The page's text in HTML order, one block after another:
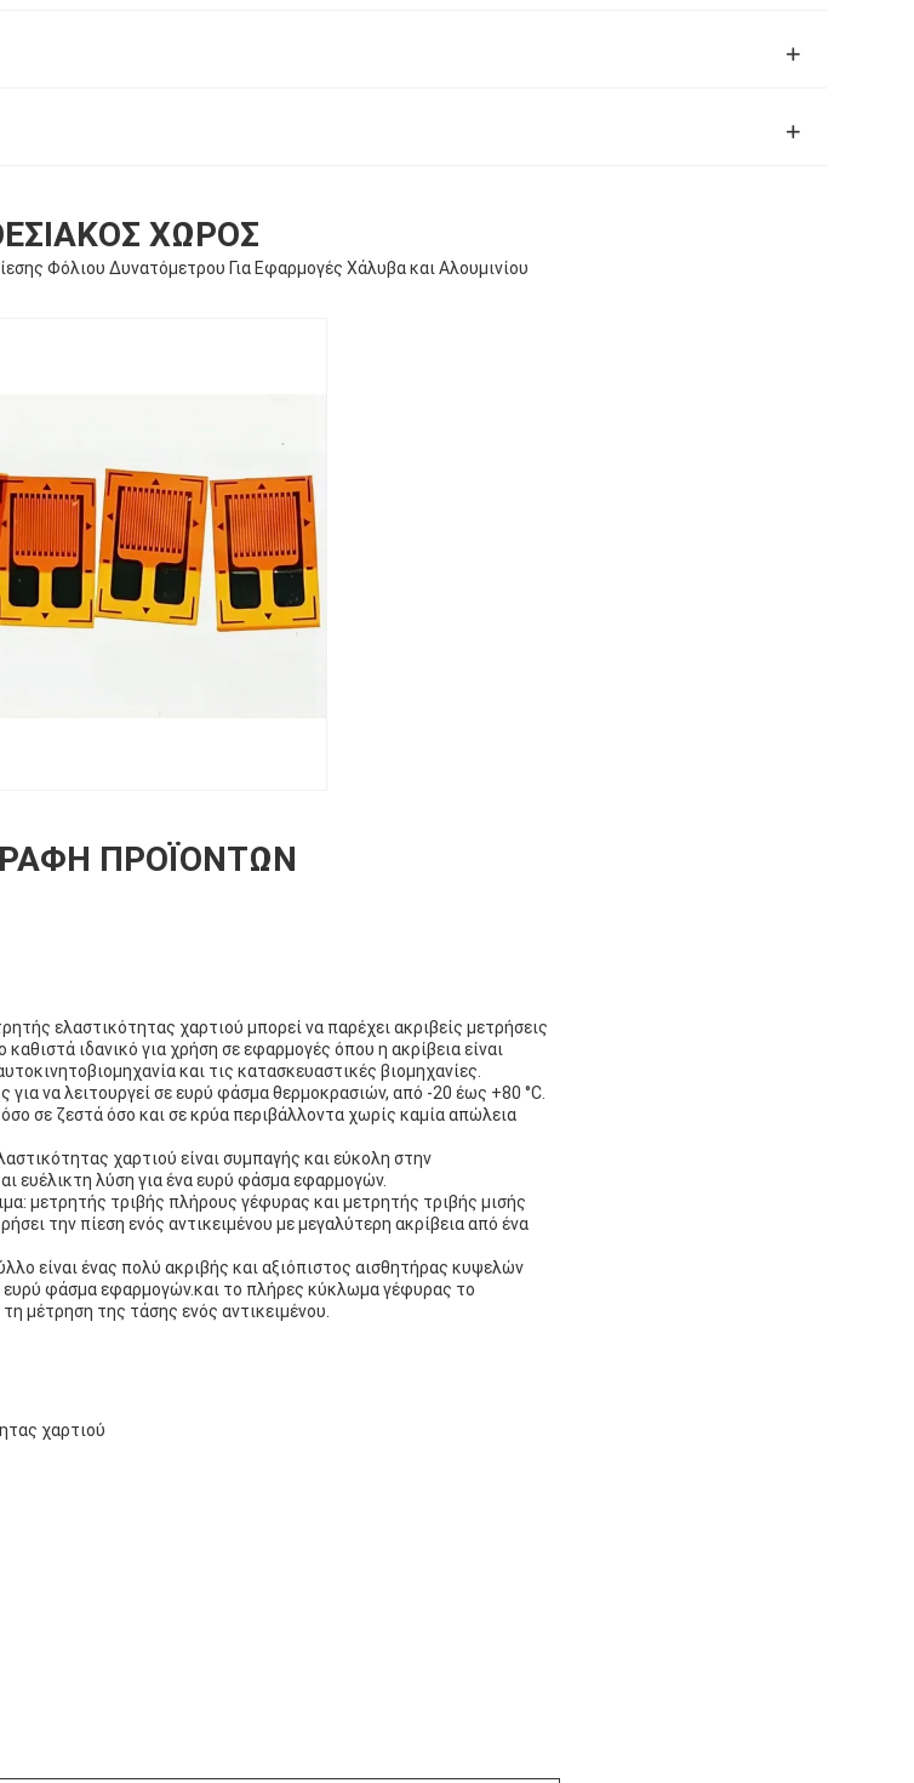
ΧΏΡΟΣ
Φόλιου Δυνατόμετρου Για Εφαρμογές Χάλυβα και Αλουμινίου
ΠΡΟΪΌΝΤΩΝ
ελαστικότητας χαρτιού μπορεί να παρέχει ακριβείς μετρήσεις
ιδανικό για χρήση σε εφαρμογές όπου η ακρίβεια είναι
και τις κατασκευαστικές βιομηχανίες.
για να λειτουργεί σε ευρύ φάσμα θερμοκρασιών, από -20 έως +80 °C.
σε ζεστά όσο και σε κρύα περιβάλλοντα χωρίς καμία απώλεια
χαρτιού είναι συμπαγής και εύκολη στην
ευέλικτη λύση για ένα ευρύ φάσμα εφαρμογών.
μετρητής τριβής πλήρους γέφυρας και μετρητής τριβής μισής
την πίεση ενός αντικειμένου με μεγαλύτερη ακρίβεια από ένα
είναι ένας πολύ ακριβής και αξιόπιστος αισθητήρας κυψελών
ευρύ φάσμα εφαρμογών.και το πλήρες κύκλωμα γέφυρας το
μέτρηση της τάσης ενός αντικειμένου.
χαρτιού